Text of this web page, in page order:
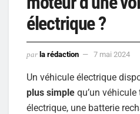
électrique ?
par la rédaction 7 mai 2024
Un véhicule électrique
plus simple qu’un
électrique, une batterie